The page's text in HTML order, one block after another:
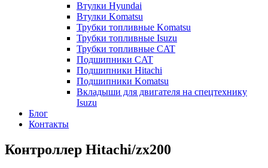
Втулки Hyundai
Втулки Komatsu
Трубки топливные Komatsu
Трубки топливные Isuzu
Трубки топливные CAT
Подшипники CAT
Подшипники Hitachi
Подшипники Komatsu
Вкладыши для двигателя на спецтехнику
Isuzu
Блог
Контакты
Контроллер Hitachi/zx200